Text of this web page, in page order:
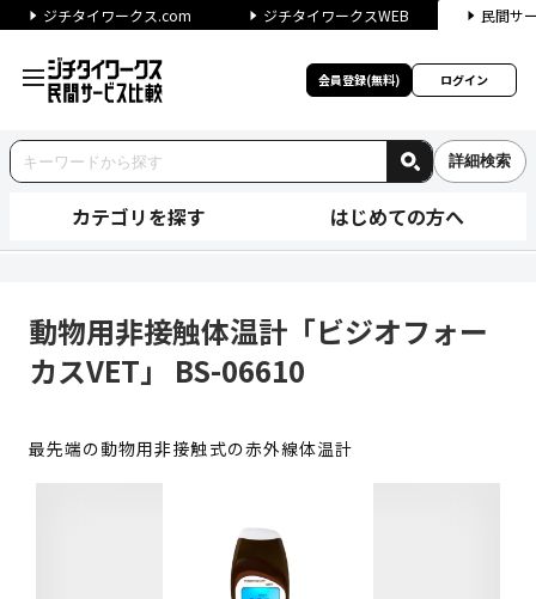
ジチタイワークス.com ジチタイワークスWEB 民間サ
会員登録(無料) ログイン
詳細検索
カテゴリを探す はじめての方へ
動物用非接触体温計「ビジオフォー
カスVET」 BS-06610
最先端の動物用非接触式の赤外線体温計